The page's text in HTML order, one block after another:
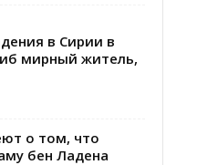
в Сирии в
мирный житель,
о том, что
бен Ладена